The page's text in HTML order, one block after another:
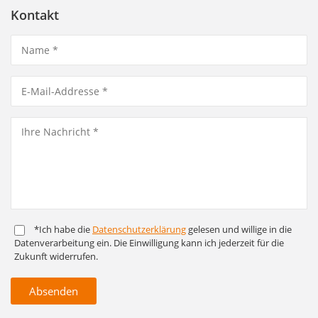
Kontakt
*Ich habe die Daten­schutz­er­klärunggelesen und willige in die
Daten­ver­arbeitung ein. Die Ein­willigung kann ich jederzeit für die
Zukunft widerrufen.
Absenden